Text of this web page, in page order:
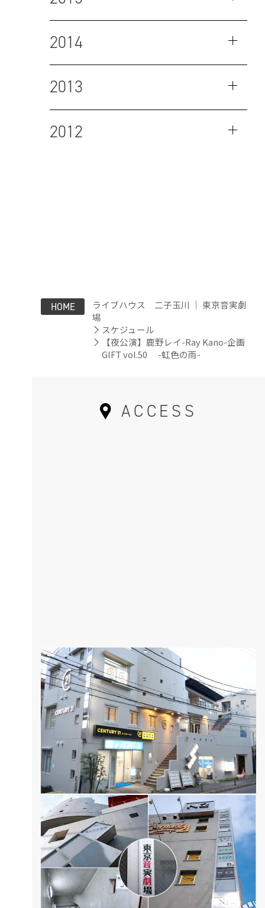
2014
2013
2012
HOME
ライブハウス 二子玉川 ｜ 東京音実劇
場
スケジュール
【夜公演】鹿野レイ-Ray Kano-企画
GIFT vol.50 -虹色の雨-
ACCESS